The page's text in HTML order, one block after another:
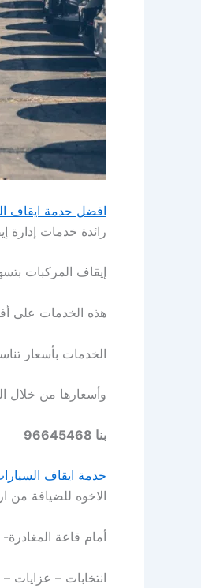
افضل حدمة ايقاف
رائدة خدمات إدارة
إيقاف المركبات
هذه الخدمات على أفضل
الخدمات بأسعار
وأسعارها من خلال
بنا 96645468
خدمة ايقاف
الاخوه للضيافة
أمام قاعة
انتخابات – عزايات